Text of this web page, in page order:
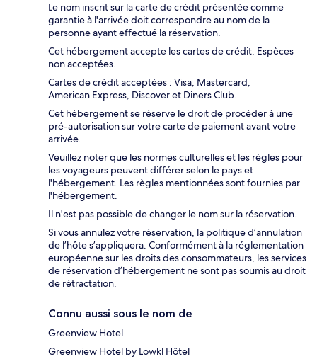
Le nom inscrit sur la carte de crédit présentée comme
garantie à l'arrivée doit correspondre au nom de la
personne ayant effectué la réservation.
Cet hébergement accepte les cartes de crédit. Espèces
non acceptées.
Cartes de crédit acceptées : Visa, Mastercard,
American Express, Discover et Diners Club.
Cet hébergement se réserve le droit de procéder à une
pré-autorisation sur votre carte de paiement avant votre
arrivée.
Veuillez noter que les normes culturelles et les règles pour
les voyageurs peuvent différer selon le pays et
l'hébergement. Les règles mentionnées sont fournies par
l'hébergement.
Il n'est pas possible de changer le nom sur la réservation.
Si vous annulez votre réservation, la politique d’annulation
de l’hôte s’appliquera. Conformément à la réglementation
européenne sur les droits des consommateurs, les services
de réservation d’hébergement ne sont pas soumis au droit
de rétractation.
Connu aussi sous le nom de
Greenview Hotel
Greenview Hotel by Lowkl Hôtel